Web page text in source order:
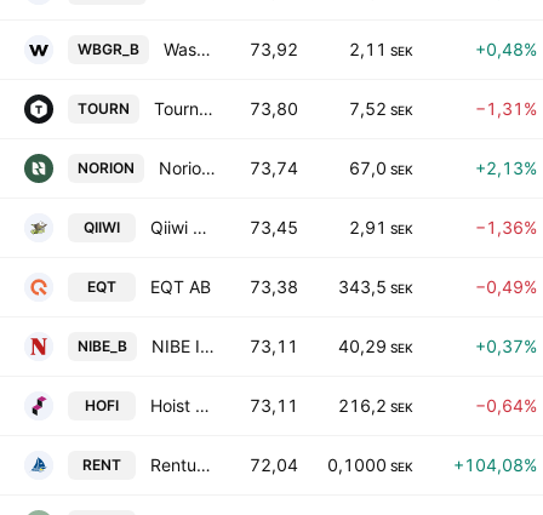
WBGR_B Wastbygg Gruppen AB Class B 73,92 2,11 SEK +0,48%
TOURN Tourn International AB 73,80 7,52 SEK −1,31%
NORION Norion Bank AB 73,74 67,0 SEK +2,13%
QIIWI Qiiwi Games AB 73,45 2,91 SEK −1,36%
EQT EQT AB 73,38 343,5 SEK −0,49%
NIBE_B NIBE Industrier AB Class B 73,11 40,29 SEK +0,37%
HOFI Hoist Finance AB 73,11 216,2 SEK −0,64%
RENT Rentunder Holding AB 72,04 0,1000 SEK +104,08%